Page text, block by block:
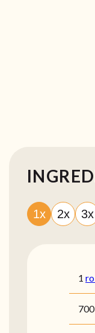
1x 2x 3x
1
700